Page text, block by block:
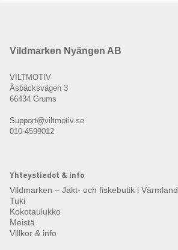
Vildmarken Nyängen AB
VILTMOTIV
Åsbäcksvägen 3
66434 Grums
Support@viltmotiv.se
010-4599012
Yhteystiedot & info
Vildmarken – Jakt- och fiskebutik i Värmland
Tuki
Kokotaulukko
Meistä
Villkor & info